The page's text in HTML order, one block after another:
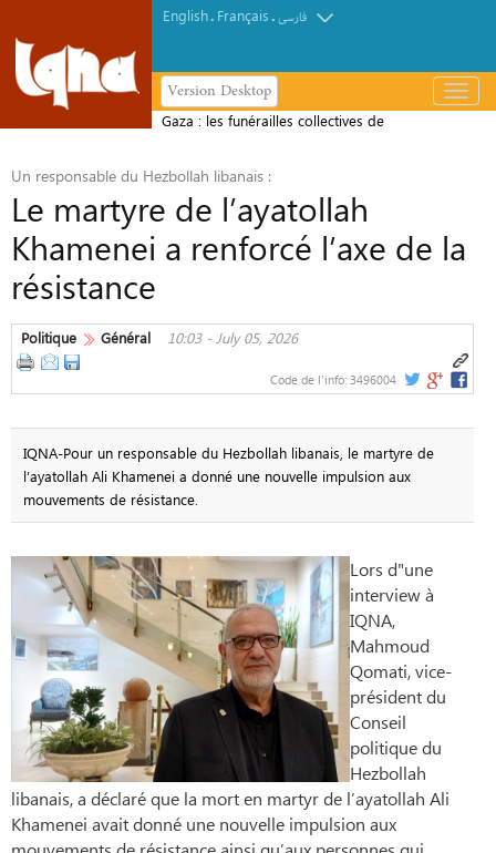
English. Français.فارسی
Version Desktop
باز
و
Gaza : les funérailles collectives de
population
Un responsable du Hezbollah libanais :
Le martyre de l’ayatollah
Khamenei a renforcé l’axe de la
résistance
Politique Général 10:03 - July 05, 2026
Code de l'info: 3496004
IQNA-Pour un responsable du Hezbollah libanais, le martyre de
l’ayatollah Ali Khamenei a donné une nouvelle impulsion aux
mouvements de résistance.
Lors d"une
interview à
IQNA,
Mahmoud
Qomati, vice-
président du
Conseil
politique du
Hezbollah
libanais, a déclaré que la mort en martyr de l’ayatollah Ali
Khamenei avait donné une nouvelle impulsion aux